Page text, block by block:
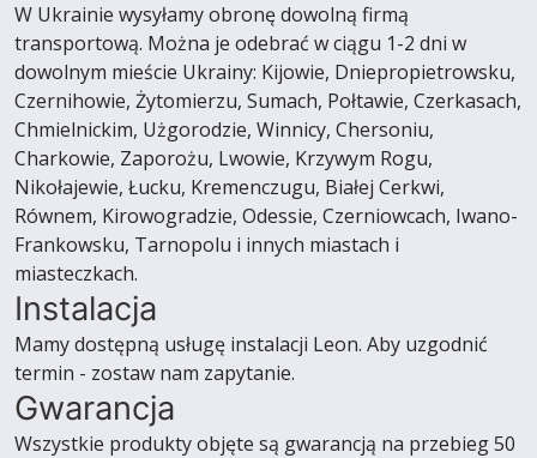
W Ukrainie wysyłamy obronę dowolną firmą
transportową. Można je odebrać w ciągu 1-2 dni w
dowolnym mieście Ukrainy: Kijowie, Dniepropietrowsku,
Czernihowie, Żytomierzu, Sumach, Połtawie, Czerkasach,
Chmielnickim, Użgorodzie, Winnicy, Chersoniu,
Charkowie, Zaporożu, Lwowie, Krzywym Rogu,
Nikołajewie, Łucku, Kremenczugu, Białej Cerkwi,
Równem, Kirowogradzie, Odessie, Czerniowcach, Iwano-
Frankowsku, Tarnopolu i innych miastach i
miasteczkach.
Instalacja
Mamy dostępną usługę instalacji Leon. Aby uzgodnić
termin - zostaw nam zapytanie.
Gwarancja
Wszystkie produkty objęte są gwarancją na przebieg 50